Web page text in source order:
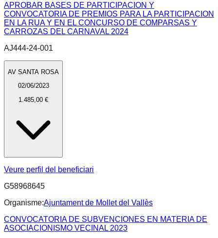
APROBAR BASES DE PARTICIPACION Y
CONVOCATORIA DE PREMIOS PARA LA PARTICIPACION
EN LA RUA Y EN EL CONCURSO DE COMPARSAS Y
CARROZAS DEL CARNAVAL 2024
AJ444-24-001
AV SANTA ROSA
02/06/2023
1.485,00 €
Veure perfil del beneficiari
G58968645
Organisme:Ajuntament de Mollet del Vallès
CONVOCATORIA DE SUBVENCIONES EN MATERIA DE
ASOCIACIONISMO VECINAL 2023